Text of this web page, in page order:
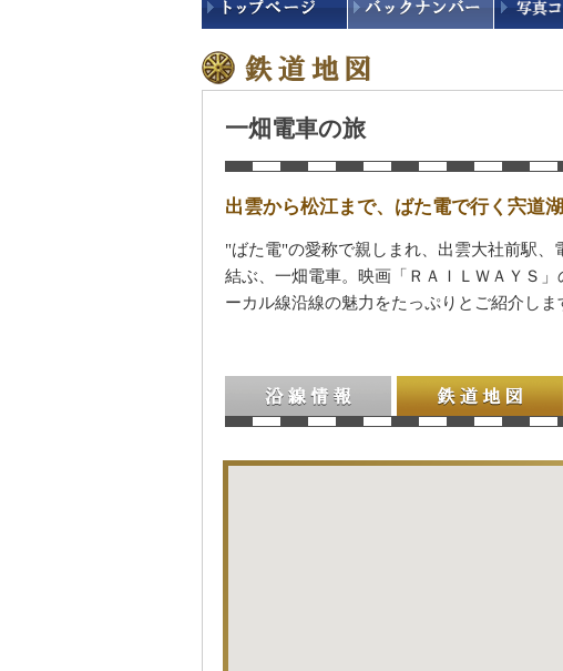
一畑電車の旅
出雲から松江まで、ばた電で行く宍道
"ばた電"の愛称で親しまれ、出雲大社前駅
結ぶ、一畑電車。映画「ＲＡＩＬＷＡＹＳ
ーカル線沿線の魅力をたっぷりとご紹介しま
沿線情報 鉄道地図